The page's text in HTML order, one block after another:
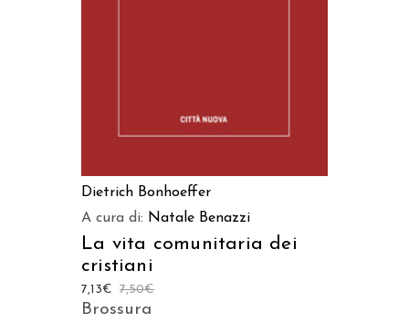
Dietrich Bonhoeffer
A cura di: Natale Benazzi
La vita comunitaria dei
cristiani
7,50€
7,13€
Brossura